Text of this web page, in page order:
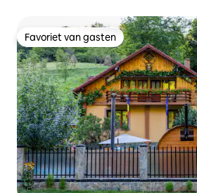
Favoriet van gasten
Favoriet van gasten